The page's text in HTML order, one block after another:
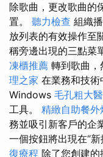
除歌曲，更改歌曲的
置。 聽力檢查 組織
放列表的有效操作至
稱旁邊出現的三點菜
凍櫃推薦 轉到歌曲，
理之家 在業務和技
Windows 毛孔粗大
工具。 精緻自助餐外
務並吸引新客戶的企
一個按鈕將出現在“新
復療程 除了您創建的